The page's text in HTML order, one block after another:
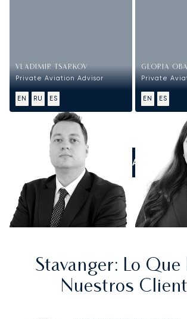
VLADIMIR TSARKOV
Private Aviation Advisor
EN RU ES
GLORIA
Private
EN ES
LLÁMANOS
Stavanger: Lo Que
Nuestros